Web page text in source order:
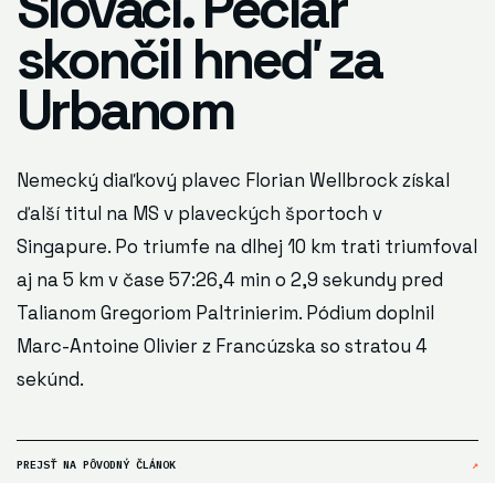
skončil hneď za
Urbanom
Nemecký diaľkový plavec Florian Wellbrock získal
ďalší titul na MS v plaveckých športoch v
Singapure. Po triumfe na dlhej 10 km trati triumfoval
aj na 5 km v čase 57:26,4 min o 2,9 sekundy pred
Talianom Gregoriom Paltrinierim. Pódium doplnil
Marc-Antoine Olivier z Francúzska so stratou 4
sekúnd.
PREJSŤ NA PÔVODNÝ ČLÁNOK ↗